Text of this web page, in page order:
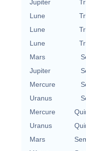
Jupiter
Lune
Lune
Lune
Mars
Jupiter
Mercure
Uranus
Mercure
Uranus
Mars